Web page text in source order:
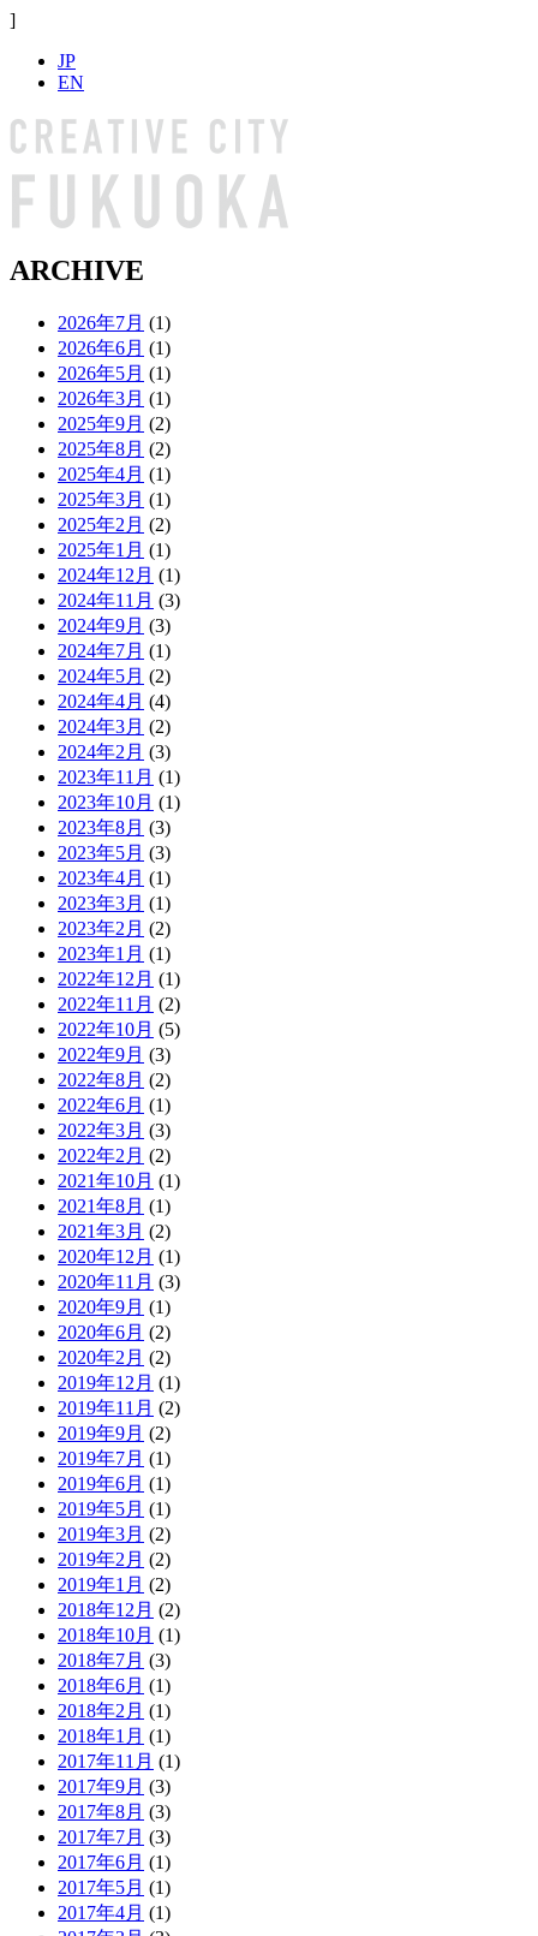
]
JP
EN
ARCHIVE
2026年7月 (1)
2026年6月 (1)
2026年5月 (1)
2026年3月 (1)
2025年9月 (2)
2025年8月 (2)
2025年4月 (1)
2025年3月 (1)
2025年2月 (2)
2025年1月 (1)
2024年12月 (1)
2024年11月 (3)
2024年9月 (3)
2024年7月 (1)
2024年5月 (2)
2024年4月 (4)
2024年3月 (2)
2024年2月 (3)
2023年11月 (1)
2023年10月 (1)
2023年8月 (3)
2023年5月 (3)
2023年4月 (1)
2023年3月 (1)
2023年2月 (2)
2023年1月 (1)
2022年12月 (1)
2022年11月 (2)
2022年10月 (5)
2022年9月 (3)
2022年8月 (2)
2022年6月 (1)
2022年3月 (3)
2022年2月 (2)
2021年10月 (1)
2021年8月 (1)
2021年3月 (2)
2020年12月 (1)
2020年11月 (3)
2020年9月 (1)
2020年6月 (2)
2020年2月 (2)
2019年12月 (1)
2019年11月 (2)
2019年9月 (2)
2019年7月 (1)
2019年6月 (1)
2019年5月 (1)
2019年3月 (2)
2019年2月 (2)
2019年1月 (2)
2018年12月 (2)
2018年10月 (1)
2018年7月 (3)
2018年6月 (1)
2018年2月 (1)
2018年1月 (1)
2017年11月 (1)
2017年9月 (3)
2017年8月 (3)
2017年7月 (3)
2017年6月 (1)
2017年5月 (1)
2017年4月 (1)